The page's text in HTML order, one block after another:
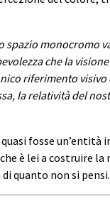
spazio monocromo
che la
riferimento
la relatività del
fosse un’entità
è lei a costruire la
quanto non si pensi.